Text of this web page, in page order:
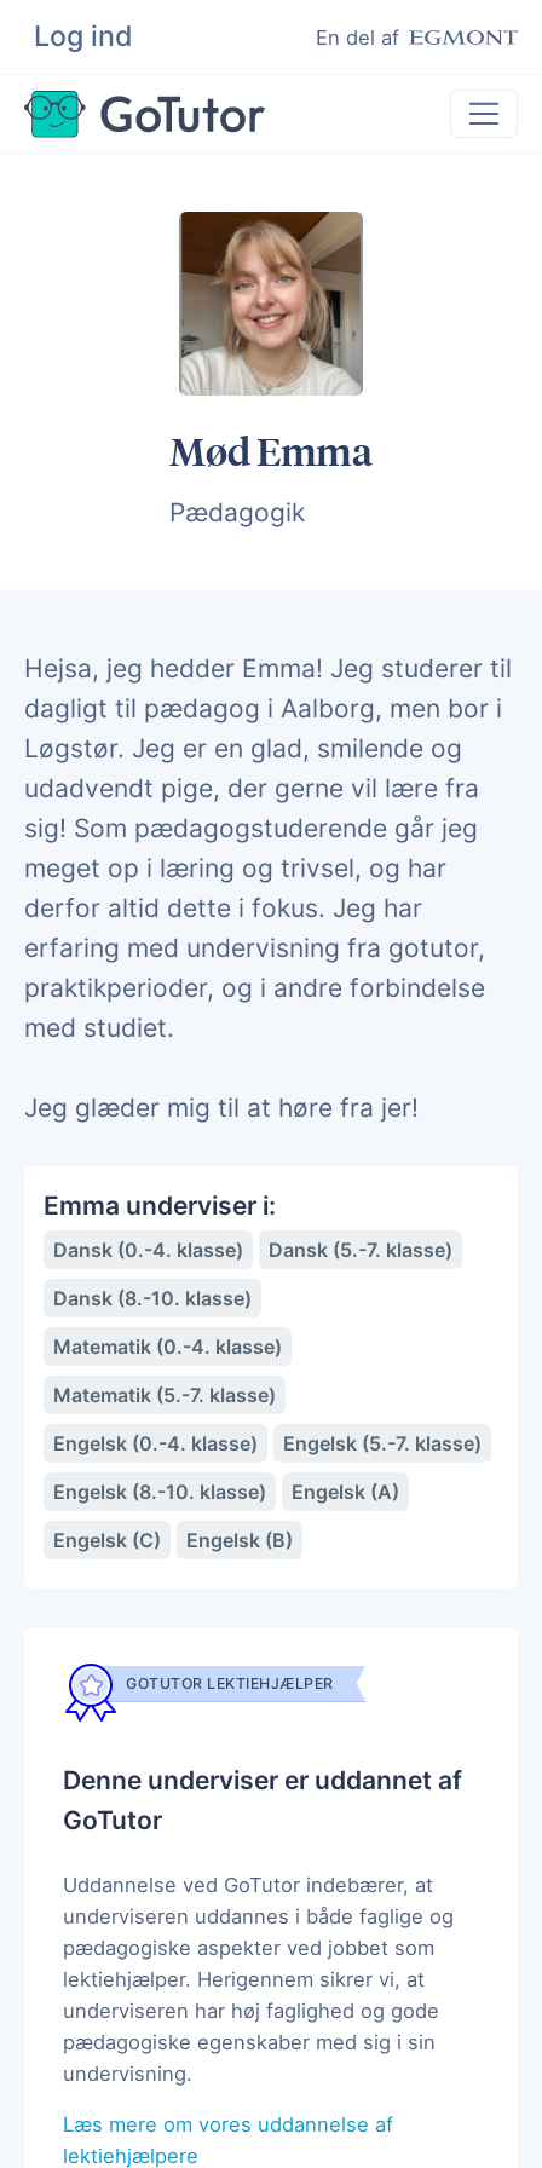
Log ind En del af
Søg
Lektiehjælp
Hjælp til ordblinde
Kundeudtalelser
Undervisere
Mød Emma
Pædagogik
Hejsa, jeg hedder Emma! Jeg studerer til
dagligt til pædagog i Aalborg, men bor i
Løgstør. Jeg er en glad, smilende og
udadvendt pige, der gerne vil lære fra
sig! Som pædagogstuderende går jeg
meget op i læring og trivsel, og har
derfor altid dette i fokus. Jeg har
erfaring med undervisning fra gotutor,
praktikperioder, og i andre forbindelse
med studiet.
Jeg glæder mig til at høre fra jer!
Emma underviser i:
Dansk (0.-4. klasse)
Dansk (5.-7. klasse)
Dansk (8.-10. klasse)
Matematik (0.-4. klasse)
Matematik (5.-7. klasse)
Engelsk (0.-4. klasse)
Engelsk (5.-7. klasse)
Engelsk (8.-10. klasse)
Engelsk (A)
Engelsk (C)
Engelsk (B)
GOTUTOR LEKTIEHJÆLPER
Denne underviser er uddannet af
GoTutor
Uddannelse ved GoTutor indebærer, at
underviseren uddannes i både faglige og
pædagogiske aspekter ved jobbet som
lektiehjælper. Herigennem sikrer vi, at
underviseren har høj faglighed og gode
pædagogiske egenskaber med sig i sin
undervisning.
Læs mere om vores uddannelse af
lektiehjælpere